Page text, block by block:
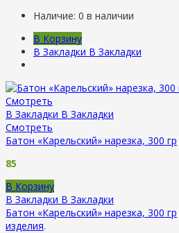
Наличие: 0 в наличии
В Корзину
В Закладки В Закладки
Смотреть
В Закладки В Закладки
Смотреть
Батон «Карельский» нарезка, 300 гр
85
В Корзину
В Закладки В Закладки
Батон «Карельский» нарезка, 300 гр
изделия.